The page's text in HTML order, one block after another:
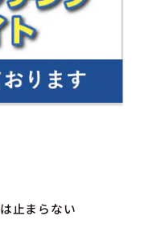
止まらない